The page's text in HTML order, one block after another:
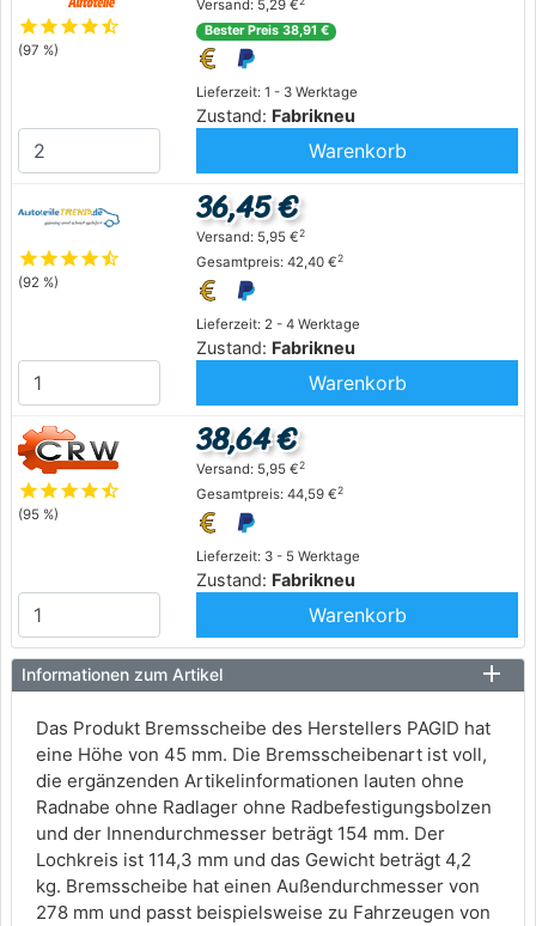
starstarstarstarstar_half
(97 %)
Lieferzeit: 1 - 3 Werktage
Zustand: Fabrikneu
Versand: 5,29 €
Bester Preis 38,91 €
Warenkorb
starstarstarstarstar_half
(92 %)
Lieferzeit: 2 - 4 Werktage
Zustand: Fabrikneu
36,45 €
Versand: 5,95 €2
Gesamtpreis: 42,40 €2
Warenkorb
starstarstarstarstar_half
(95 %)
Lieferzeit: 3 - 5 Werktage
Zustand: Fabrikneu
38,64 €
Versand: 5,95 €2
Gesamtpreis: 44,59 €2
Warenkorb
Informationen zum Artikel
Das Produkt Bremsscheibe des Herstellers PAGID hat
eine Höhe von 45 mm. Die Bremsscheibenart ist voll,
die ergänzenden Artikelinformationen lauten ohne
Radnabe ohne Radlager ohne Radbefestigungsbolzen
und der Innendurchmesser beträgt 154 mm. Der
Lochkreis ist 114,3 mm und das Gewicht beträgt 4,2
kg. Bremsscheibe hat einen Außendurchmesser von
278 mm und passt beispielsweise zu Fahrzeugen von